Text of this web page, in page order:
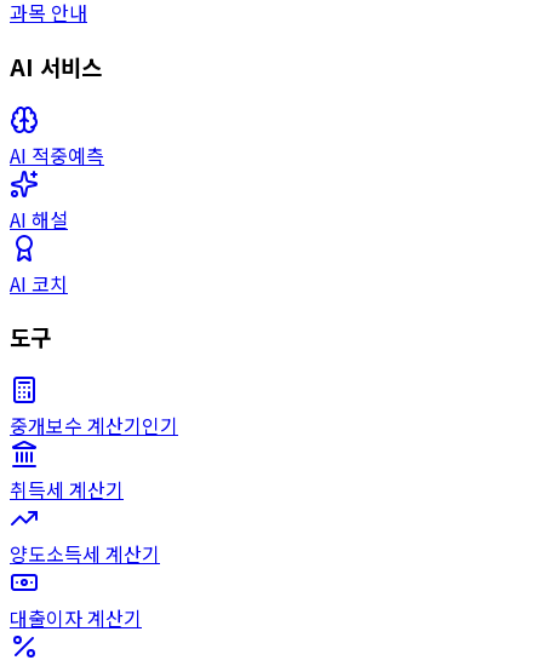
과목 안내
AI 서비스
AI 적중예측
AI 해설
AI 코치
도구
중개보수 계산기인기
취득세 계산기
양도소득세 계산기
대출이자 계산기